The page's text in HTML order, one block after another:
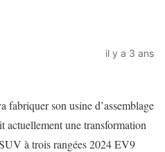
il y a 3 ans
son usine d’assemblage
une transformation
à trois rangées 2024 EV9